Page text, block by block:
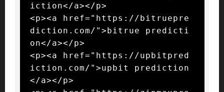
iction</a></p>
<p><a href="https://bitruepre
diction.com/">bitrue predicti
on</a></p>
<p><a href="https://upbitpred
iction.com/">upbit prediction
</a></p>